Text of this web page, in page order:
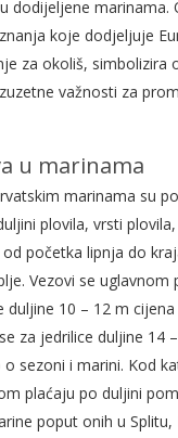
dodijeljene marinama.
koje dodjeljuje
za okoliš, simbolizira
važnosti za
u marinama
marinama su
plovila, vrsti
početka lipnja do
Vezovi se uglavnom
duljine 10 – 12 m
za jedrilice duljine 14
sezoni i marini. Kod
plaćaju po duljini
poput onih u Splitu,